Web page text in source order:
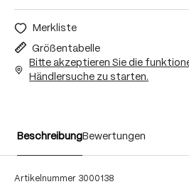
Merkliste
Größentabelle
Bitte akzeptieren Sie die
Händlersuche zu starten.
BeschreibungBewertungen
Artikelnummer 3000138